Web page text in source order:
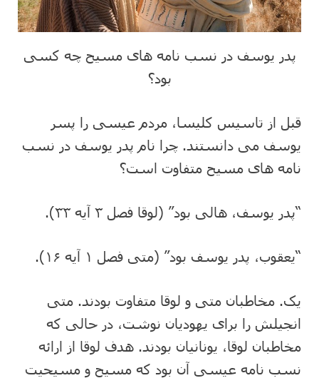
پدر یوسف در نسب نامه های مسیح چه کسی
بود؟
قبل از تاسیس کلیسا، مردم عیسی را پسر
یوسف می دانستند. چرا نام پدر یوسف در نسب
نامه های مسیح متفاوت است؟
“پدر یوسف، هالی بود” (لوقا فصل ۳ آیه ۳۳).
“یعقوب، پدر یوسف بود” (متی فصل ۱ آیه ۱۶).
یک. مخاطبان متی و لوقا متفاوت بودند. متی
انجیلش را برای یهودیان نوشت، در حالی که
مخاطبان لوقا، یونانیان بودند. هدف لوقا از ارائه
نسب نامه عیسی آن بود که مسیح و مسیحیت